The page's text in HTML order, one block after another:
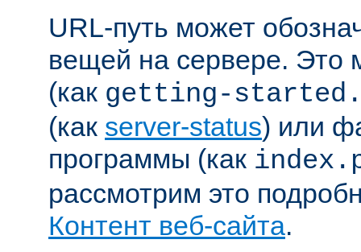
URL-путь может
вещей на сервере. Это
(как getting-
(как server-status) или
программы (как
рассмотрим это
Контент веб-сайта.